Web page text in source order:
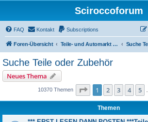
Sciroccoforum
FAQ Kontakt Subscriptions
Foren-Übersicht Teile- und Automarkt (nur mit Subscription - siehe obere Leiste)
Suche Teile oder Zubehör
Neues Thema
10370 Themen Seite 1von 519
1 2 3 4 5
Themen